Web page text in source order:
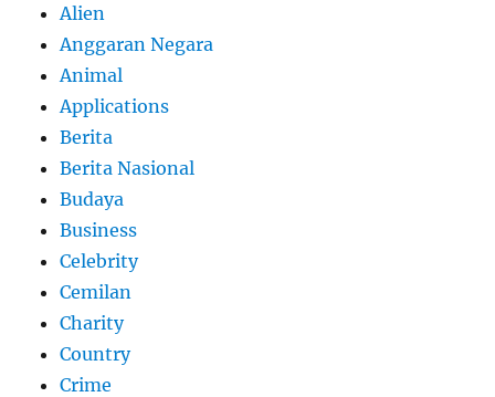
Alien
Anggaran Negara
Animal
Applications
Berita
Berita Nasional
Budaya
Business
Celebrity
Cemilan
Charity
Country
Crime